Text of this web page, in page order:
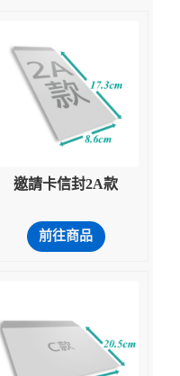
邀請卡信封2A款
前往商品